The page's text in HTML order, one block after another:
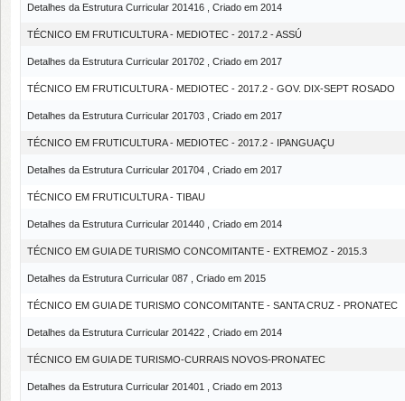
Detalhes da Estrutura Curricular 201416 , Criado em 2014
TÉCNICO EM FRUTICULTURA - MEDIOTEC - 2017.2 - ASSÚ
Detalhes da Estrutura Curricular 201702 , Criado em 2017
TÉCNICO EM FRUTICULTURA - MEDIOTEC - 2017.2 - GOV. DIX-SEPT ROSADO
Detalhes da Estrutura Curricular 201703 , Criado em 2017
TÉCNICO EM FRUTICULTURA - MEDIOTEC - 2017.2 - IPANGUAÇU
Detalhes da Estrutura Curricular 201704 , Criado em 2017
TÉCNICO EM FRUTICULTURA - TIBAU
Detalhes da Estrutura Curricular 201440 , Criado em 2014
TÉCNICO EM GUIA DE TURISMO CONCOMITANTE - EXTREMOZ - 2015.3
Detalhes da Estrutura Curricular 087 , Criado em 2015
TÉCNICO EM GUIA DE TURISMO CONCOMITANTE - SANTA CRUZ - PRONATEC
Detalhes da Estrutura Curricular 201422 , Criado em 2014
TÉCNICO EM GUIA DE TURISMO-CURRAIS NOVOS-PRONATEC
Detalhes da Estrutura Curricular 201401 , Criado em 2013